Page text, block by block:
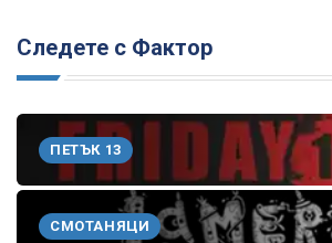
Следете с Фактор
ПЕТЪК 13
СМОТАНЯЦИ